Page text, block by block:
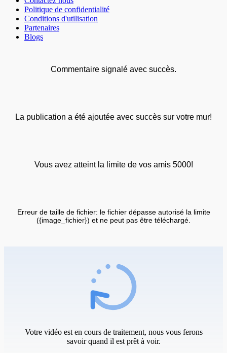
Politique de confidentialité
Conditions d'utilisation
Partenaires
Blogs
Commentaire signalé avec succès.
La publication a été ajoutée avec succès sur votre mur!
Vous avez atteint la limite de vos amis 5000!
Erreur de taille de fichier: le fichier dépasse autorisé la limite
({image_fichier}) et ne peut pas être téléchargé.
Votre vidéo est en cours de traitement, nous vous ferons
savoir quand il est prêt à voir.